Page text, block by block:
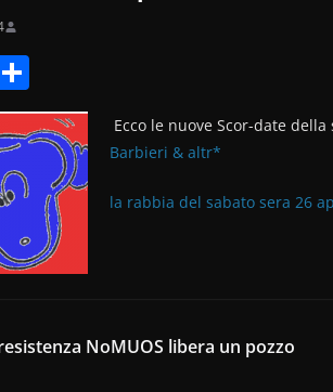
o
n
di
vi
di
Ecco le nuove Scor-date
Barbieri & altr*
la rabbia del sabato sera 26
NoMUOS libera un pozzo